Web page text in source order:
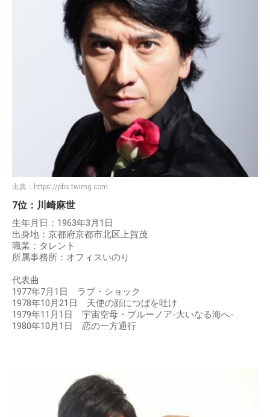
出典： https://pbs.twimg.com
7位：川崎麻世
生年月日：1963年3月1日
出身地：京都府京都市北区上賀茂
職業：タレント
所属事務所：オフィスいのり
代表曲
1977年7月1日 ラブ・ショック
1978年10月21日 天使の顔につばを吐け
1979年11月1日 宇宙空母・ブルーノア-大いなる海へ-
1980年10月1日 恋の一方通行